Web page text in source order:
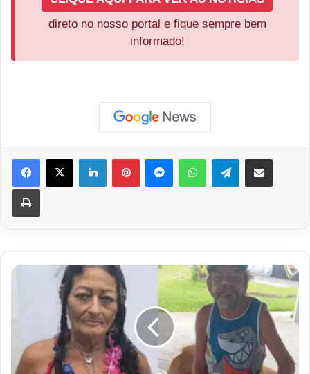
direto no nosso portal e fique sempre bem
informado!
Facebook
X LinkedinPinterestMessengerWhatsAppTelegramCompartilhar via e-mail
Imprimir
Mulher
Comer